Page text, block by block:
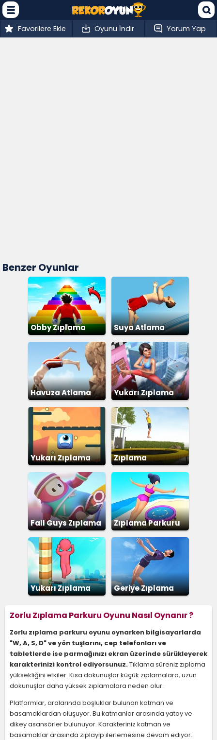
Favorilere Ekle Oyunu İndir Yorum Yap
Benzer Oyunlar
Obby Zıplama Suya Atlama
Havuza Atlama Yukarı Zıplama
Yukarı Zıplama
Parkuru
Zıplama
Fall Guys Zıplama Zıplama Parkuru
Yukarı Zıplama
Geriye Zıplama
Zorlu Zıplama Parkuru Oyunu Nasıl Oynanır ?
Zorlu zıplama parkuru oyunu oynarken bilgisayarlarda
"W, A, S, D" ve yön tuşlarını, cep telefonları ve
tabletlerde ise parmağınızı ekran üzerinde sürükleyerek
karakterinizi kontrol ediyorsunuz.Tıklama süreniz zıplama
yüksekliğini etkiler. Kısa dokunuşlar küçük zıplamalara, uzun
dokunuşlar daha yüksek zıplamalara neden olur.
Platformlar, aralarında boşluklar bulunan katman ve
basamaklardan oluşuyor. Bu katmanlar arasında yatay ve
dikey asansörler bulunuyor. Karakteriniz katman ve
basamaklar arasında zıplayıp ilerlemesine devam ediyor.